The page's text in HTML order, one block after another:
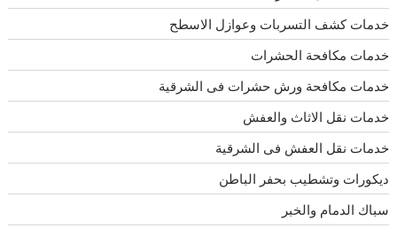
خدمات كشف التسربات وعوازل الاسطح
خدمات مكافحة الحشرات
خدمات مكافحة ورش حشرات فى الشرقية
خدمات نقل الاثاث والعفش
خدمات نقل العفش فى الشرقية
ديكورات وتشطيب بحفر الباطن
سباك الدمام والخبر